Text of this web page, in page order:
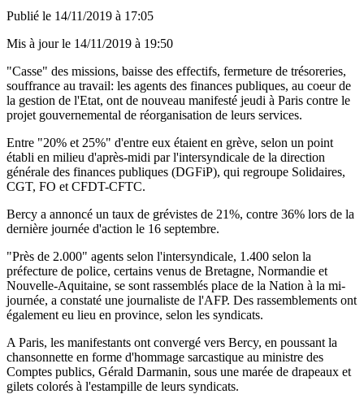
Publié le 14/11/2019 à 17:05
Mis à jour le 14/11/2019 à 19:50
"Casse" des missions, baisse des effectifs, fermeture de trésoreries,
souffrance au travail: les agents des finances publiques, au coeur de
la gestion de l'Etat, ont de nouveau manifesté jeudi à Paris contre le
projet gouvernemental de réorganisation de leurs services.
Entre "20% et 25%" d'entre eux étaient en grève, selon un point
établi en milieu d'après-midi par l'intersyndicale de la direction
générale des finances publiques (DGFiP), qui regroupe Solidaires,
CGT, FO et CFDT-CFTC.
Bercy a annoncé un taux de grévistes de 21%, contre 36% lors de la
dernière journée d'action le 16 septembre.
"Près de 2.000" agents selon l'intersyndicale, 1.400 selon la
préfecture de police, certains venus de Bretagne, Normandie et
Nouvelle-Aquitaine, se sont rassemblés place de la Nation à la mi-
journée, a constaté une journaliste de l'AFP. Des rassemblements ont
également eu lieu en province, selon les syndicats.
A Paris, les manifestants ont convergé vers Bercy, en poussant la
chansonnette en forme d'hommage sarcastique au ministre des
Comptes publics, Gérald Darmanin, sous une marée de drapeaux et
gilets colorés à l'estampille de leurs syndicats.